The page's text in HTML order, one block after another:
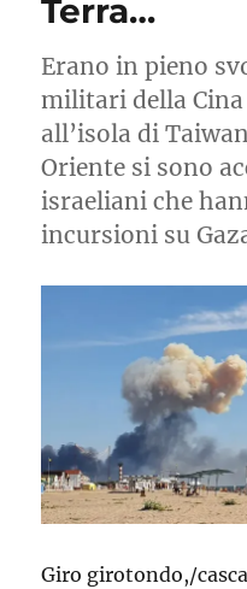
Terra…
Erano in pieno
militari della
all’isola di
Oriente si sono
israeliani che
incursioni su
Giro girotondo,/